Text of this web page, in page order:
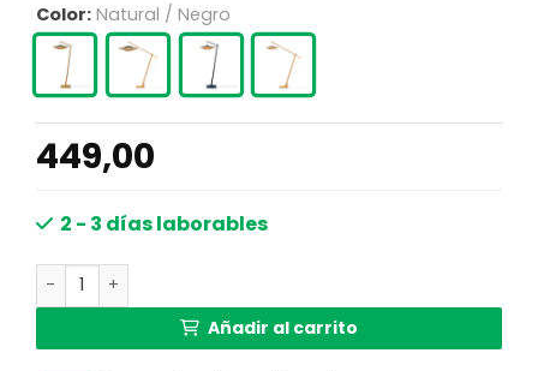
Color: Natural / Negro
449,00
2 - 3 días laborables
Lámpara de pie bohemia de bambú_natural_negra
Añadir al carrito